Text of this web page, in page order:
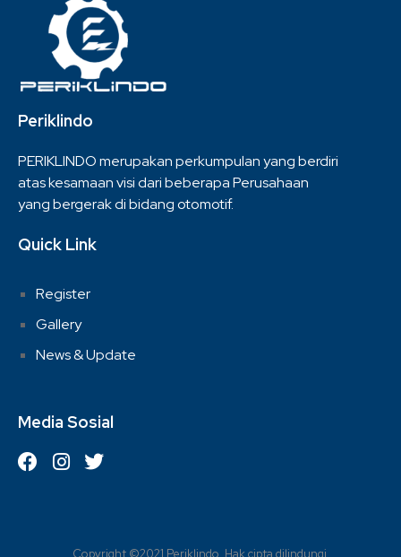
Periklindo
PERIKLINDO merupakan perkumpulan yang berdiri
atas kesamaan visi dari beberapa Perusahaan
yang bergerak di bidang otomotif.
Quick Link
Register
Gallery
News & Update
Media Sosial
Copyright ©2021 Periklindo. Hak cipta dilindungi.